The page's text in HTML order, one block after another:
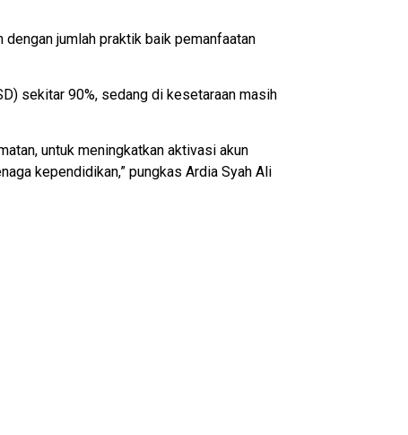
jumlah praktik baik pemanfaatan
sekitar 90%, sedang di kesetaraan masih
untuk meningkatkan aktivasi akun
kependidikan,” pungkas Ardia Syah Ali